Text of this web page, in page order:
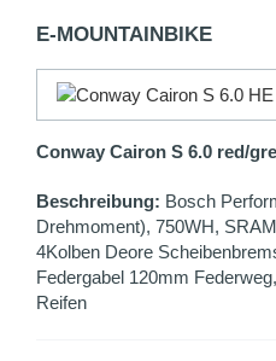
E-MOUNTAINBIKE
Conway Cairon S 6.0 red/
Beschreibung: Bosch
Drehmoment), 750WH,
4Kolben Deore
Federgabel 120mm
Reifen